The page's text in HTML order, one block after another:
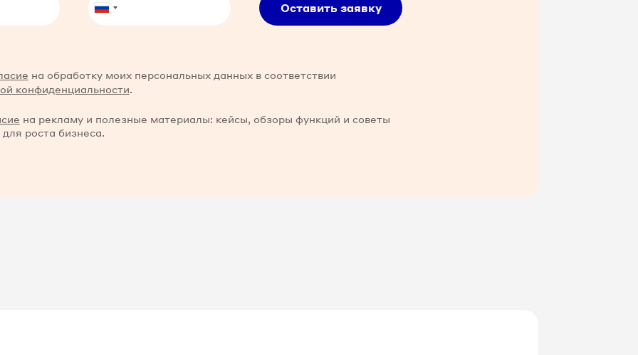
Оставить заявку
на обработку моих персональных данных в соответствии
конфиденциальности.
на рекламу и полезные материалы: кейсы, обзоры функций и советы
для роста бизнеса.